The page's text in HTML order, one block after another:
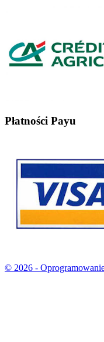
Płatności Payu
© 2026 -